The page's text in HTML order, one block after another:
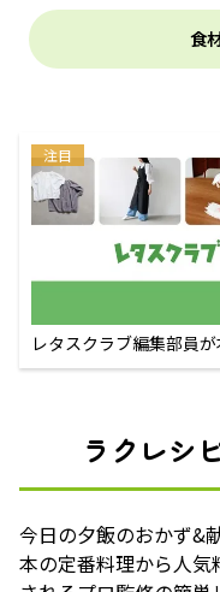
食
注目
レタスクラブ編集部員
ラクレシ
今日の夕飯のおかず&
本の定番料理から人気